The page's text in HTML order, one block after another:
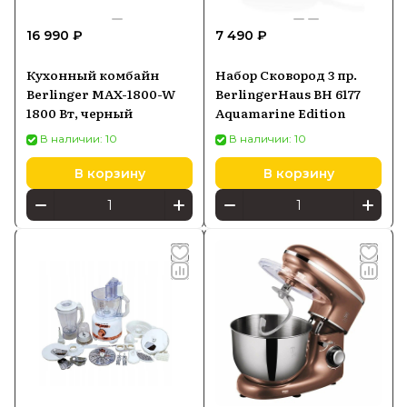
России по выгодной цене.
16 990 ₽
Кухонный комбайн
Berlinger MAX-1800-W
1800 Вт, черный
В наличии: 10
В корзину
7 490 ₽
Набор Сковород 3 пр.
BerlingerHaus BH 6177
Aquamarine Edition
В наличии: 10
В корзину